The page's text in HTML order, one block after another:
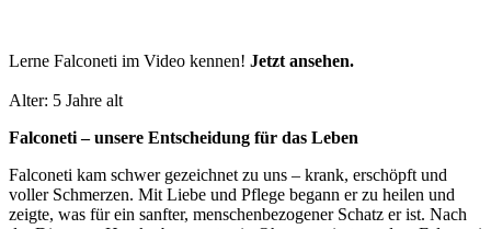
Lerne Falconeti im Video kennen! Jetzt ansehen.
Alter: 5 Jahre alt
Falconeti – unsere Entscheidung für das Leben
Falconeti kam schwer gezeichnet zu uns – krank, erschöpft und
voller Schmerzen. Mit Liebe und Pflege begann er zu heilen und
zeigte, was für ein sanfter, menschenbezogener Schatz er ist. Nach